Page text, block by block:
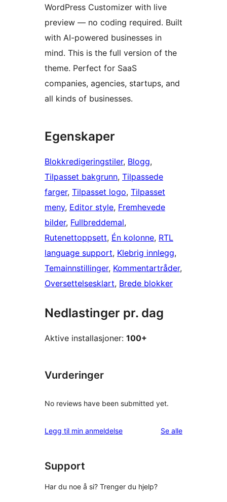
WordPress Customizer with live
preview — no coding required. Built
with AI-powered businesses in
mind. This is the full version of the
theme. Perfect for SaaS
companies, agencies, startups, and
all kinds of businesses.
Egenskaper
Blokkredigeringstiler, Blogg
Tilpasset bakgrunn, Tilpassede
farger, Tilpasset logo, Tilpasset
meny, Editor style, Fremhevede
bilder, Fullbreddemal
Rutenettoppsett, Én kolonne, RTL
language support, Klebrig innlegg
Temainnstillinger, Kommentartråder
Oversettelsesklart, Brede blokker
Nedlastinger pr. dag
Aktive installasjoner: 100+
Vurderinger
No reviews have been submitted yet.
Legg til min anmeldelse Se alleomtalene
Support
Har du noe å si? Trenger du hjelp?